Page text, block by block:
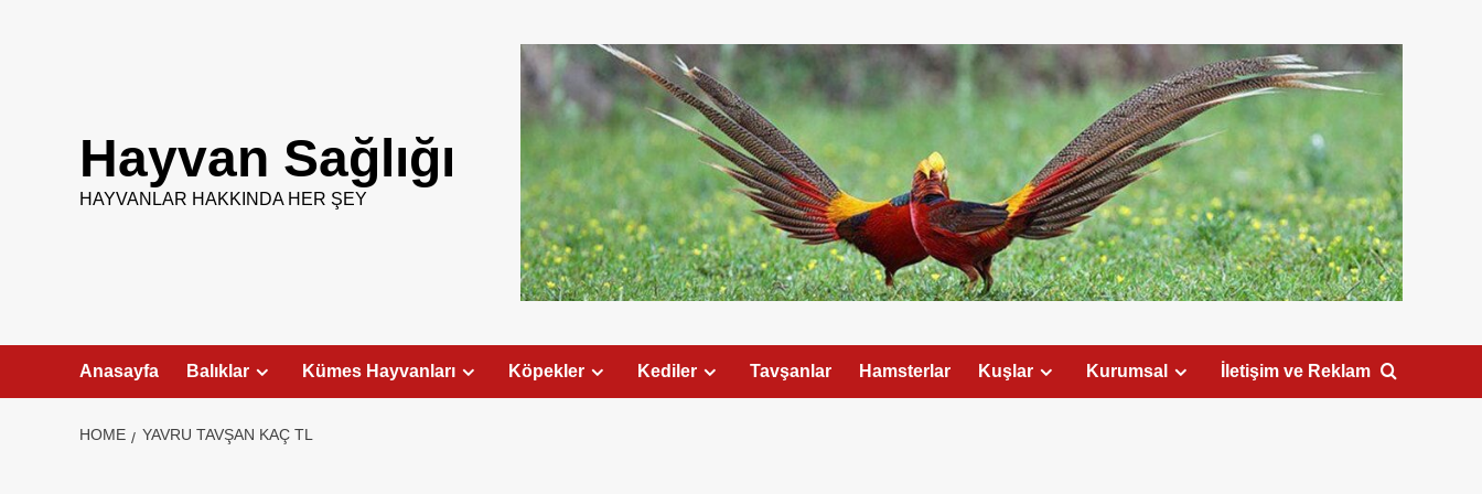
Hayvan Sağlığı
HAYVANLAR HAKKINDA HER ŞEY
Anasayfa Balıklar Kümes Hayvanları Köpekler Kediler Tavşanlar Hamsterlar Kuşlar Kurumsal İletişim ve Reklam
HOME YAVRU TAVŞAN KAÇ TL